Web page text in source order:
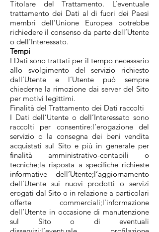
Titolare del Trattamento. L’eventuale
trattamento dei Dati al di fuori dei Paesi
membri dell’Unione Europea potrebbe
richiedere il consenso da parte dell’Utente
o dell’Interessato.
Tempi
I Dati sono trattati per il tempo necessario
allo svolgimento del servizio richiesto
dall’Utente e l’Utente può sempre
chiederne la rimozione dai server del Sito
per motivi legittimi.
Finalità del Trattamento dei Dati raccolti
I Dati dell’Utente o dell’Interessato sono
raccolti per consentire:l’erogazione del
servizio o la consegna dei beni vendita
acquistati sul Sito e più in generale per
finalità amministrativo-contabili o
tecniche;la risposta a specifiche richieste
informative dell’Utente;l’aggiornamento
dell’Utente sui nuovi prodotti o servizi
erogati dal Sito o in relazione a particolari
offerte commerciali;l’informazione
dell’Utente in occasione di manutenzione
sul Sito o di eventuali